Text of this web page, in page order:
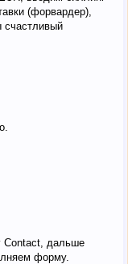
(форвардер),
Contact, дальше
форму.